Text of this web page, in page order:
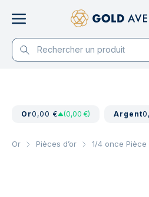
Or0,00 € (0,00 €) Argent
Or Pièces d’or 1/4 once